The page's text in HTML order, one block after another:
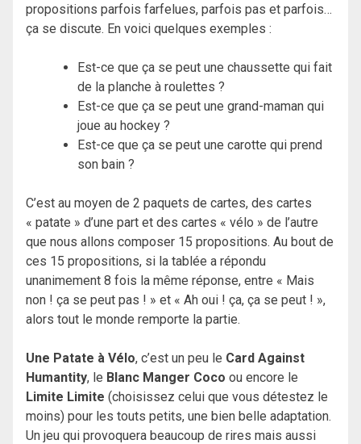
propositions parfois farfelues, parfois pas et parfois…
ça se discute. En voici quelques exemples :
Est-ce que ça se peut une chaussette qui fait
de la planche à roulettes ?
Est-ce que ça se peut une grand-maman qui
joue au hockey ?
Est-ce que ça se peut une carotte qui prend
son bain ?
C’est au moyen de 2 paquets de cartes, des cartes
« patate » d’une part et des cartes « vélo » de l’autre
que nous allons composer 15 propositions. Au bout de
ces 15 propositions, si la tablée a répondu
unanimement 8 fois la même réponse, entre « Mais
non ! ça se peut pas ! » et « Ah oui ! ça, ça se peut ! »,
alors tout le monde remporte la partie.
Une Patate à Vélo, c’est un peu le Card Against
Humantity, le Blanc Manger Coco ou encore le
Limite Limite (choisissez celui que vous détestez le
moins) pour les touts petits, une bien belle adaptation.
Un jeu qui provoquera beaucoup de rires mais aussi